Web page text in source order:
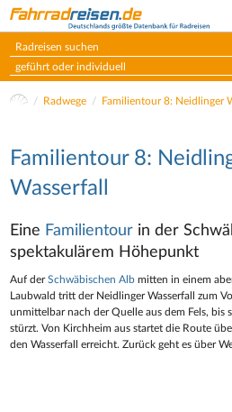
geführt oder individuell
Radwege Familientour 8: Neidlinger
Familientour 8:
Wasserfall
Eine Familientour in der
spektakulärem Höhepunkt
Auf derSchwäbischen Alb mitten in einem
Laubwald tritt der Neidlinger Wasserfall zum
unmittelbar nach der Quelle aus dem Fels, bis
stürzt. Von Kirchheim aus startet die Route
den Wasserfall erreicht. Zurück geht es über